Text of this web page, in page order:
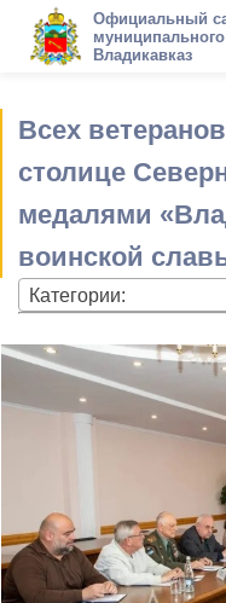
Официальный
Владикавказ
Всех
столице
медалями
воинской
Категории: